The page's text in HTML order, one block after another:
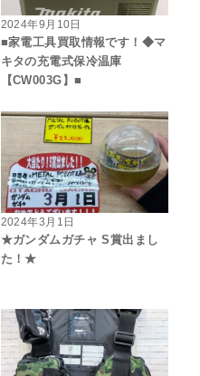
2024年9月10日
■家電工具買取情報です！◆マ
キタの充電式保冷温庫
【CW003G】■
2024年3月1日
★ガンダムガチャ S賞出まし
た！★